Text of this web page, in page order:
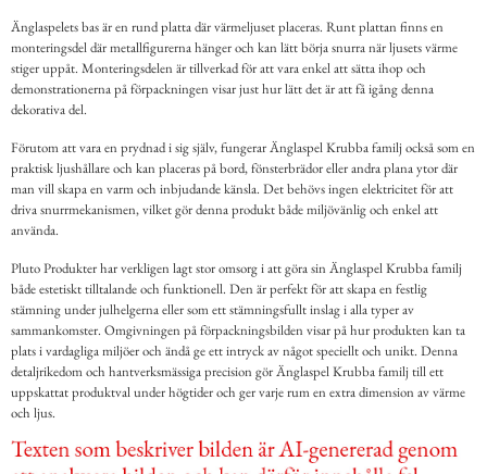
Änglaspelets bas är en rund platta där värmeljuset placeras. Runt plattan finns en
monteringsdel där metallfigurerna hänger och kan lätt börja snurra när ljusets värme
stiger uppåt. Monteringsdelen är tillverkad för att vara enkel att sätta ihop och
demonstrationerna på förpackningen visar just hur lätt det är att få igång denna
dekorativa del.
Förutom att vara en prydnad i sig själv, fungerar Änglaspel Krubba familj också som en
praktisk ljushållare och kan placeras på bord, fönsterbrädor eller andra plana ytor där
man vill skapa en varm och inbjudande känsla. Det behövs ingen elektricitet för att
driva snurrmekanismen, vilket gör denna produkt både miljövänlig och enkel att
använda.
Pluto Produkter har verkligen lagt stor omsorg i att göra sin Änglaspel Krubba familj
både estetiskt tilltalande och funktionell. Den är perfekt för att skapa en festlig
stämning under julhelgerna eller som ett stämningsfullt inslag i alla typer av
sammankomster. Omgivningen på förpackningsbilden visar på hur produkten kan ta
plats i vardagliga miljöer och ändå ge ett intryck av något speciellt och unikt. Denna
detaljrikedom och hantverksmässiga precision gör Änglaspel Krubba familj till ett
uppskattat produktval under högtider och ger varje rum en extra dimension av värme
och ljus.